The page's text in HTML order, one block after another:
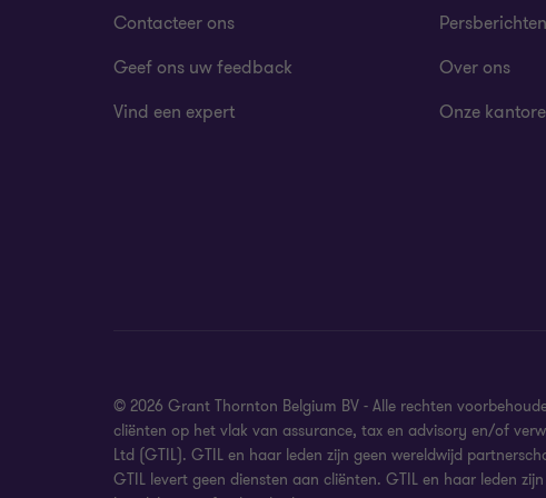
Contacteer ons
Geef ons uw feedback
Vind een expert
Persberichten
Over ons
Onze
© 2026 Grant Thornton Belgium BV - Alle rechten
cliënten op het vlak van assurance, tax en advisory en/of
Ltd (GTIL). GTIL en haar leden zijn geen wereldwijd
GTIL levert geen diensten aan cliënten. GTIL en haar leden